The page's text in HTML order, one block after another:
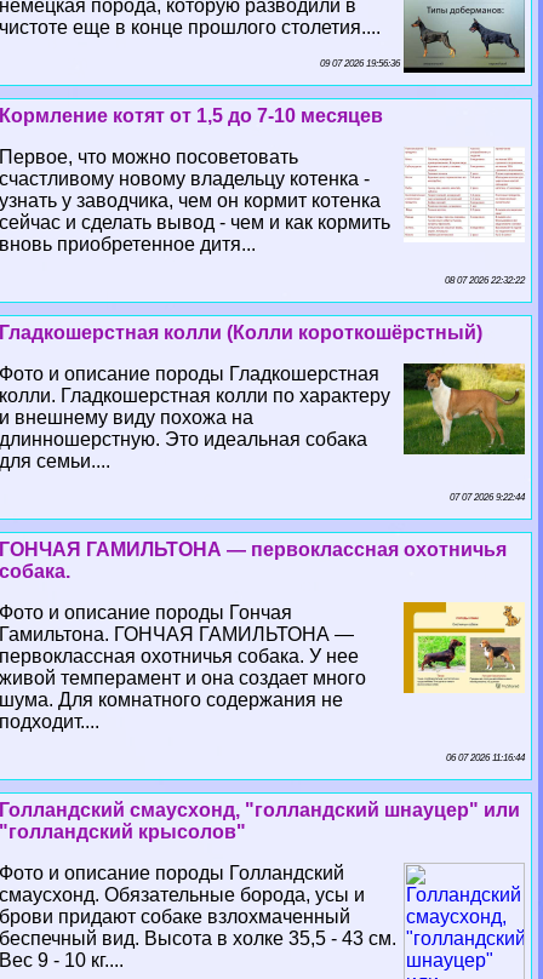
немецкая порода, которую разводили в
чистоте еще в конце прошлого столетия....
09 07 2026 19:56:36
Кормление котят от 1,5 до 7-10 месяцев
Первое, что можно посоветовать
счастливому новому владельцу котенка -
узнать у заводчика, чем он кормит котенка
сейчас и сделать вывод - чем и как кормить
вновь приобретенное дитя...
08 07 2026 22:32:22
Гладкошерстная колли (Колли короткошёрстный)
Фото и описание породы Гладкошерстная
колли. Гладкошерстная колли по хаpaктеру
и внешнему виду похожа на
длинношерстную. Это идеальная собака
для семьи....
07 07 2026 9:22:44
ГОНЧАЯ ГАМИЛЬТОНА — первоклассная охотничья
собака.
Фото и описание породы Гончая
Гамильтона. ГОНЧАЯ ГАМИЛЬТОНА —
первоклассная охотничья собака. У нее
живой темперамент и она создает много
шума. Для комнатного содержания не
подходит....
06 07 2026 11:16:44
Голландский смаусхонд, "голландский шнауцер" или
"голландский крысолов"
Фото и описание породы Голландский
смаусхонд. Обязательные борода, усы и
брови придают собаке взлохмаченный
беспечный вид. Высота в холке 35,5 - 43 см.
Вес 9 - 10 кг....